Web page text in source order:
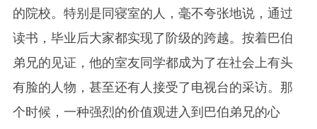
的院校。特别是同寝室的人，毫不夸张地说，通过
读书，毕业后大家都实现了阶级的跨越。按着巴伯
弟兄的见证，他的室友同学都成为了在社会上有头
有脸的人物，甚至还有人接受了电视台的采访。那
个时候，一种强烈的价值观进入到巴伯弟兄的心